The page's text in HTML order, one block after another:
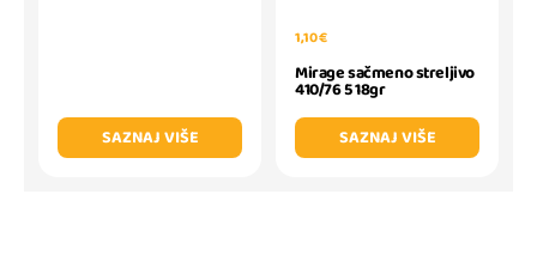
SAZNAJ VIŠE
1,10 €
Mirage sačmeno streljivo
410/76 5 18gr
SAZNAJ VIŠE